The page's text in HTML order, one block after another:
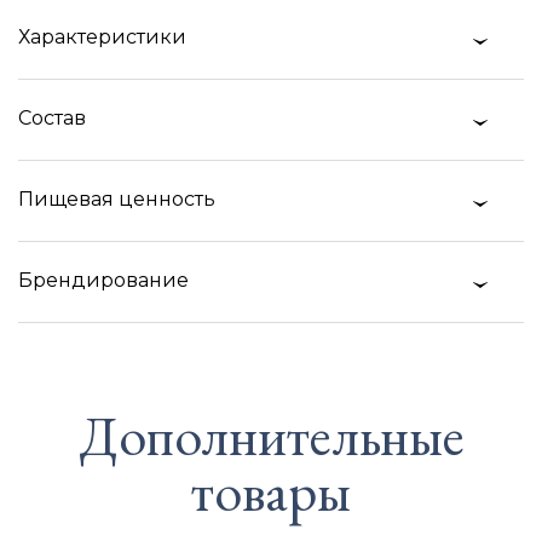
Характеристики
Состав
Пищевая ценность
Брендирование
Дополнительные
товары